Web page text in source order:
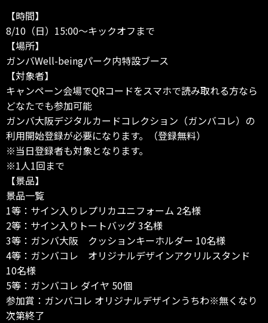
【時間】
8/10（日）15:00～キックオフまで
【場所】
ガンバWell-beingパーク内特設ブース
【対象者】
キャンペーン会場でQRコードをスマホで読み取れる方なら
どなたでも参加可能
ガンバ大阪デジタルカードコレクション（ガンバコレ）の
利用開始登録が必要になります。（登録無料）
※当日登録者も対象となります。
※1人1回まで
【景品】
景品一覧
1等：サイン入りレプリカユニフォーム 2名様
2等：サイン入りトートバッグ 3名様
3等：ガンバ大阪 クッションキーホルダー 10名様
4等：ガンバコレ オリジナルデザインアクリルスタンド
10名様
5等：ガンバコレ ダイヤ 50個
参加賞：ガンバコレ オリジナルデザインうちわ※無くなり
次第終了